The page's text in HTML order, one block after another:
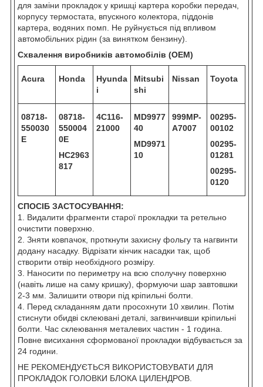
для заміни прокладок у кришці картера коробки передач,
корпусу термостата, впускного колектора, піддонів
картера, водяних помп. Не руйнується під впливом
автомобільних рідин (за винятком бензину).
Схвалення виробників автомобілів (OEM)
Acura Honda
Hyunda
i
Mitsubi
shi
Nissan Toyota
08718-
550030
E
08718-
550004
0E
HC2963
817
4C116-
21000
MD9977
40
MD9971
10
999MP-
A7007
00295-
00102
00295-
01281
00295-
0120
СПОСІБ ЗАСТОСУВАННЯ:
1. Видалити фрагменти старої прокладки та ретельно
очистити поверхню.
2. Зняти ковпачок, проткнути захисну фольгу та нагвинти
додану насадку. Відрізати кінчик насадки так, щоб
створити отвір необхідного розміру.
3. Наносити по периметру на всю сполучну поверхню
(навіть лише на саму кришку), формуючи шар завтовшки
2-3 мм. Залишити отвори під кріпильні болти.
4. Перед складанням дати просохнути 10 хвилин. Потім
стиснути обидві склеювані деталі, загвинчивши кріпильні
болти. Час склеювання металевих частин - 1 година.
Повне висихання сформованої прокладки відбувається за
24 години.
НЕ РЕКОМЕНДУЄТЬСЯ ВИКОРИСТОВУВАТИ ДЛЯ
ПРОКЛАДОК ГОЛОВКИ БЛОКА ЦИЛЕНДРОВ.